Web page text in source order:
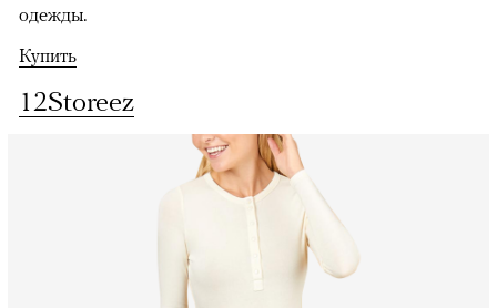
одежды.
Купить
12Storeez